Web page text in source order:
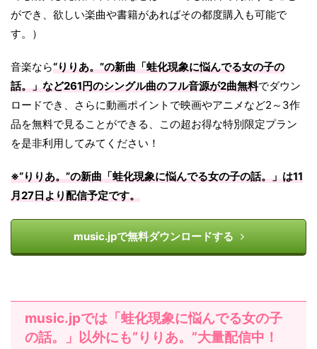
ができ、欲しい楽曲や書籍があればその都度購入も可能で
す。）
音楽なら“りりあ。”の新曲「蛙化現象に悩んでる女の子の
話。」など261円のシングル曲のフル音源が2曲無料でダウン
ロードでき、さらに動画ポイントで映画やアニメなど2～3作
品を無料で見ることができる、この超お得な特別限定プラン
を是非利用してみてください！
※“りりあ。”の新曲「蛙化現象に悩んでる女の子の話。」は11
月27日より配信予定です。
music.jpで無料ダウンロードする
music.jpでは「蛙化現象に悩んでる女の子
の話。」以外にも“りりあ。”大量配信中！